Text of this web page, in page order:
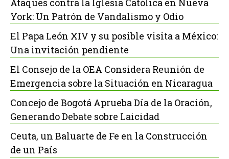
Ataques contra la Iglesia Católica en Nueva
York: Un Patrón de Vandalismo y Odio
El Papa León XIV y su posible visita a México:
Una invitación pendiente
El Consejo de la OEA Considera Reunión de
Emergencia sobre la Situación en Nicaragua
Concejo de Bogotá Aprueba Día de la Oración,
Generando Debate sobre Laicidad
Ceuta, un Baluarte de Fe en la Construcción
de un País